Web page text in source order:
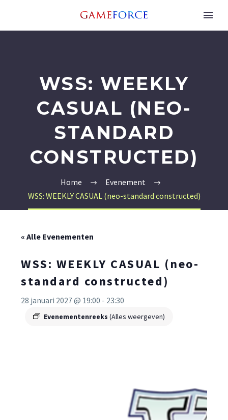
WSS: WEEKLY
CASUAL (NEO-
STANDARD
CONSTRUCTED)
Home
Evenement
WSS: WEEKLY CASUAL (neo-standard constructed)
« Alle Evenementen
WSS: WEEKLY CASUAL (neo-
standard constructed)
28 januari 2027 @ 19:00 - 23:30
Evenementenreeks (Alles weergeven)